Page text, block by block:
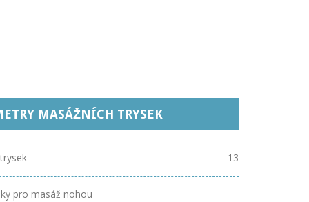
MASÁŽNÍCH TRYSEK
13
pro masáž nohou